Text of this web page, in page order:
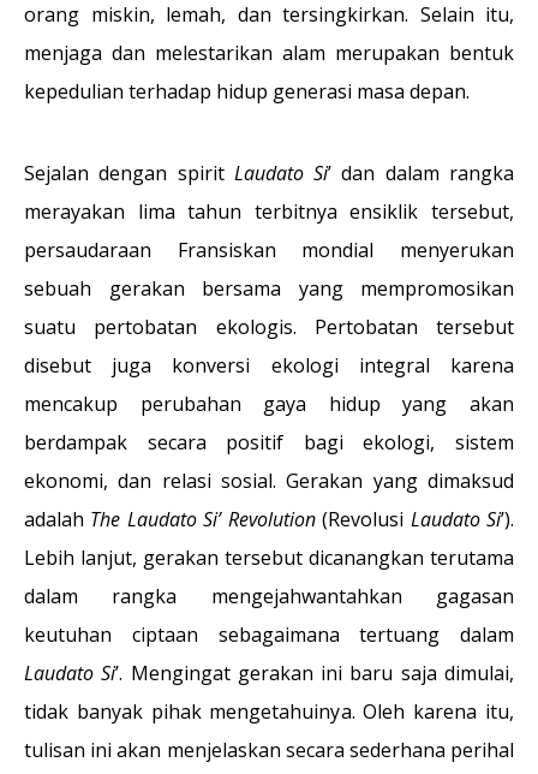
orang miskin, lemah, dan tersingkirkan. Selain itu,
menjaga dan melestarikan alam merupakan bentuk
kepedulian terhadap hidup generasi masa depan.
Sejalan dengan spirit Laudato Si’ dan dalam rangka
merayakan lima tahun terbitnya ensiklik tersebut,
persaudaraan Fransiskan mondial menyerukan
sebuah gerakan bersama yang mempromosikan
suatu pertobatan ekologis. Pertobatan tersebut
disebut juga konversi ekologi integral karena
mencakup perubahan gaya hidup yang akan
berdampak secara positif bagi ekologi, sistem
ekonomi, dan relasi sosial. Gerakan yang dimaksud
adalah The Laudato Si’ Revolution(Revolusi Laudato Si’).
Lebih lanjut, gerakan tersebut dicanangkan terutama
dalam rangka mengejahwantahkan gagasan
keutuhan ciptaan sebagaimana tertuang dalam
Laudato Si’. Mengingat gerakan ini baru saja dimulai,
tidak banyak pihak mengetahuinya. Oleh karena itu,
tulisan ini akan menjelaskan secara sederhana perihal